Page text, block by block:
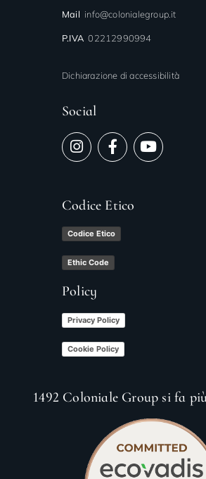
Mail info@colonialegroup.it
P.IVA 02212990994
Dichiarazione di accessibilità
Social
Codice Etico
Codice Etico
Ethic Code
Policy
Privacy Policy
Cookie Policy
1492 Coloniale Group si fa